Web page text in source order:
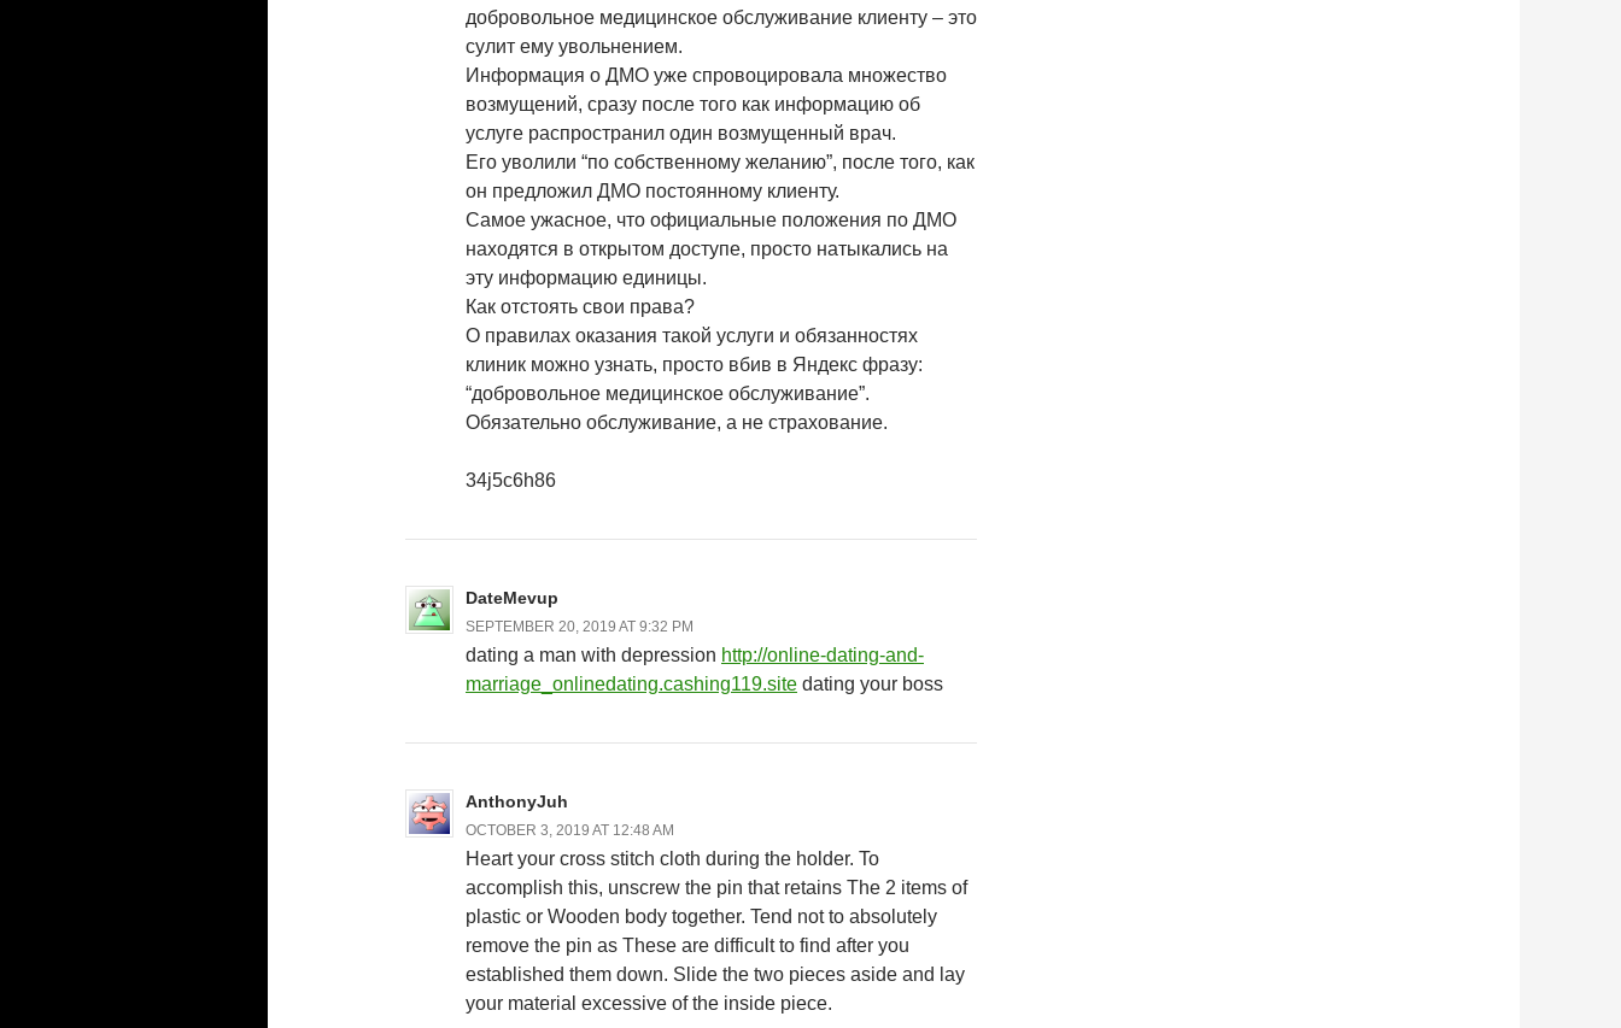
добровольное медицинское обслуживание клиенту – это
сулит ему увольнением.
Информация о ДМО уже спровоцировала множество
возмущений, сразу после того как информацию об
услуге распространил один возмущенный врач.
Его уволили “по собственному желанию”, после того, как
он предложил ДМО постоянному клиенту.
Самое ужасное, что официальные положения по ДМО
находятся в открытом доступе, просто натыкались на
эту информацию единицы.
Как отстоять свои права?
О правилах оказания такой услуги и обязанностях
клиник можно узнать, просто вбив в Яндекс фразу:
“добровольное медицинское обслуживание”.
Обязательно обслуживание, а не страхование.
34j5c6h86
DateMevup
SEPTEMBER 20, 2019 AT 9:32 PM
dating a man with depression http://online-dating-and-
marriage_onlinedating.cashing119.site dating your boss
AnthonyJuh
OCTOBER 3, 2019 AT 12:48 AM
Heart your cross stitch cloth during the holder. To
accomplish this, unscrew the pin that retains The 2 items of
plastic or Wooden body together. Tend not to absolutely
remove the pin as These are difficult to find after you
established them down. Slide the two pieces aside and lay
your material excessive of the inside piece.